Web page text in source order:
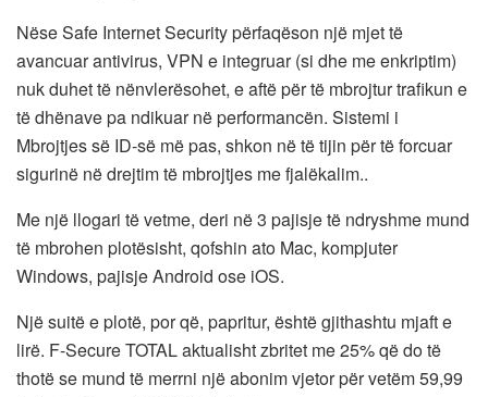
Nëse Safe Internet Security përfaqëson një mjet të
avancuar antivirus, VPN e integruar (si dhe me enkriptim)
nuk duhet të nënvlerësohet, e aftë për të mbrojtur trafikun e
të dhënave pa ndikuar në performancën. Sistemi i
Mbrojtjes së ID-së më pas, shkon në të tijin për të forcuar
sigurinë në drejtim të mbrojtjes me fjalëkalim..
Me një llogari të vetme, deri në 3 pajisje të ndryshme mund
të mbrohen plotësisht, qofshin ato Mac, kompjuter
Windows, pajisje Android ose iOS.
Një suitë e plotë, por që, papritur, është gjithashtu mjaft e
lirë. F-Secure TOTAL aktualisht zbritet me 25% që do të
thotë se mund të merrni një abonim vjetor për vetëm 59,99